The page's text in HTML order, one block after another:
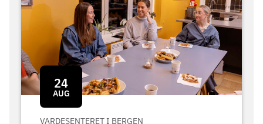
24
AUG
VARDESENTERET I BERGEN